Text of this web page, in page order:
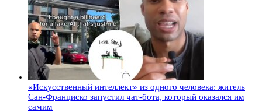
«Искусственный интеллект» из одного человека: житель
Сан-Франциско запустил чат-бота, который оказался им
самим